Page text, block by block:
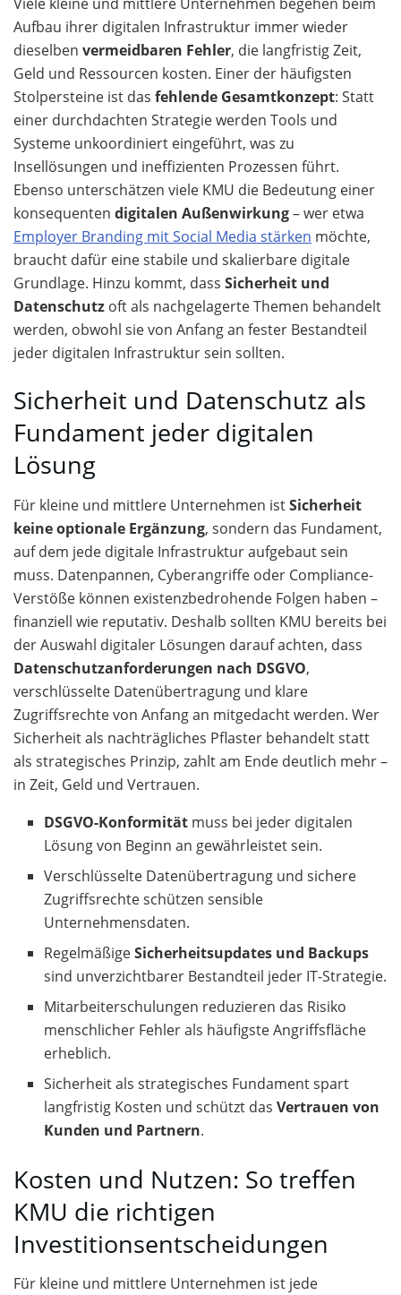
Aufbau ihrer digitalen Infrastruktur immer wieder
dieselben vermeidbaren Fehler, die langfristig Zeit,
Geld und Ressourcen kosten. Einer der häufigsten
Stolpersteine ist das fehlende Gesamtkonzept: Statt
einer durchdachten Strategie werden Tools und
Systeme unkoordiniert eingeführt, was zu
Insellösungen und ineffizienten Prozessen führt.
Ebenso unterschätzen viele KMU die Bedeutung einer
konsequenten digitalen Außenwirkung– wer etwa
Employer Branding mit Social Media stärken möchte,
braucht dafür eine stabile und skalierbare digitale
Grundlage. Hinzu kommt, dass Sicherheit und
Datenschutz oft als nachgelagerte Themen behandelt
werden, obwohl sie von Anfang an fester Bestandteil
jeder digitalen Infrastruktur sein sollten.
Sicherheit und Datenschutz als
Fundament jeder digitalen
Lösung
Für kleine und mittlere Unternehmen istSicherheit
keine optionale Ergänzung, sondern das Fundament,
auf dem jede digitale Infrastruktur aufgebaut sein
muss. Datenpannen, Cyberangriffe oder Compliance-
Verstöße können existenzbedrohende Folgen haben –
finanziell wie reputativ. Deshalb sollten KMU bereits bei
der Auswahl digitaler Lösungen darauf achten, dass
Datenschutzanforderungen nach DSGVO,
verschlüsselte Datenübertragung und klare
Zugriffsrechte von Anfang an mitgedacht werden. Wer
Sicherheit als nachträgliches Pflaster behandelt statt
als strategisches Prinzip, zahlt am Ende deutlich mehr –
in Zeit, Geld und Vertrauen.
DSGVO-Konformität muss bei jeder digitalen
Lösung von Beginn an gewährleistet sein.
Verschlüsselte Datenübertragung und sichere
Zugriffsrechte schützen sensible
Unternehmensdaten.
RegelmäßigeSicherheitsupdates und Backups
sind unverzichtbarer Bestandteil jeder IT-Strategie.
Mitarbeiterschulungen reduzieren das Risiko
menschlicher Fehler als häufigste Angriffsfläche
erheblich.
Sicherheit als strategisches Fundament spart
langfristig Kosten und schützt dasVertrauen von
Kunden und Partnern.
Kosten und Nutzen: So treffen
KMU die richtigen
Investitionsentscheidungen
Für kleine und mittlere Unternehmen ist jede